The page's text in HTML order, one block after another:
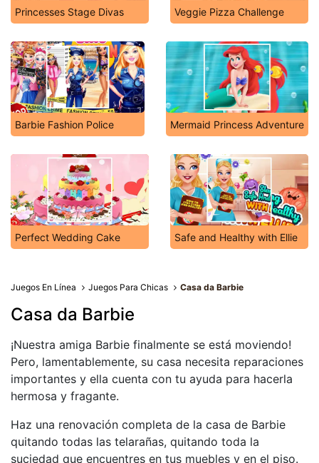
Princesses Stage Divas Veggie Pizza Challenge
Barbie Fashion Police Mermaid Princess Adventure
Perfect Wedding Cake Safe and Healthy with Ellie
Juegos En Línea Juegos Para Chicas Casa da Barbie
Casa da Barbie
¡Nuestra amiga Barbie finalmente se está moviendo!
Pero, lamentablemente, su casa necesita reparaciones
importantes y ella cuenta con tu ayuda para hacerla
hermosa y fragante.
Haz una renovación completa de la casa de Barbie
quitando todas las telarañas, quitando toda la
suciedad que encuentres en tus muebles y en el piso.